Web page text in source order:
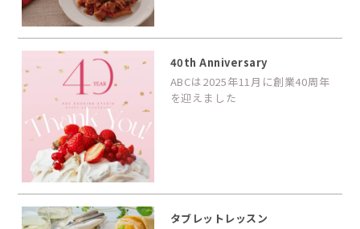
40th Anniversary
ABCは2025年11月に創業40周年
を迎えました
タブレットレッスン